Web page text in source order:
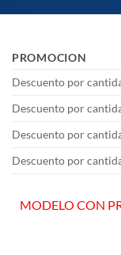
PROMOCION
Descuento por
Descuento por
Descuento por
Descuento por
MODELO CON